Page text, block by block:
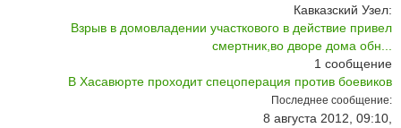
Кавказский Узел:
Взрыв в домовладении участкового в действие привел
смертник,во дворе дома обн...
1 сообщение
В Хасавюрте проходит спецоперация против боевиков
Последнее сообщение:
8 августа 2012, 09:10,